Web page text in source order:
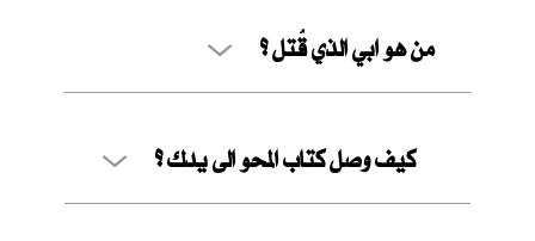
من هو ابي الذي قُتل ؟
كيف وصل كتاب المحو الى يدك ؟